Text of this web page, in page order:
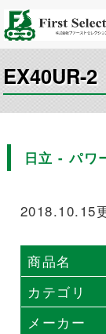
EX40UR-2
日立 - パ
2018.10.15
商品名
カテゴリ
メーカー